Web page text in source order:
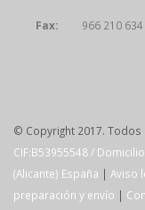
Fax: 966 210 634
© Copyright 2017.
CIF:B53955548 /
(Alicante) España | Aviso
preparación y envío |